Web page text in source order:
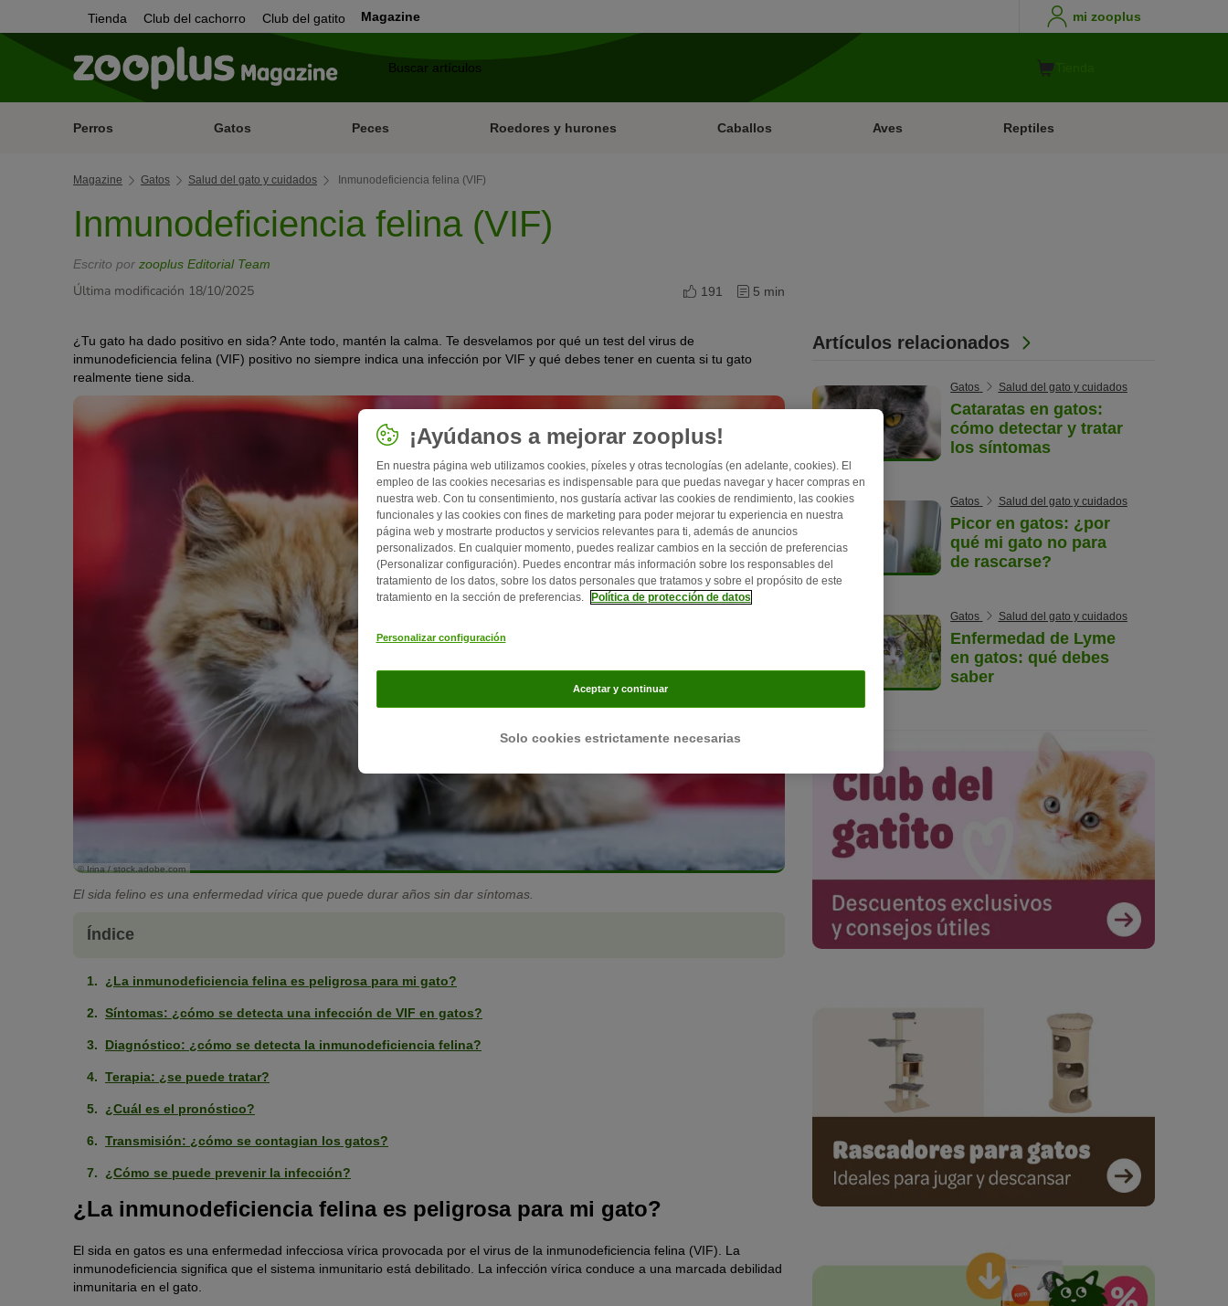
Tienda Club del cachorro Club del gatito Magazine mi zooplus
Perros Gatos Peces Roedores y hurones Caballos Aves Reptiles
Magazine Gatos Salud del gato y cuidados Inmunodeficiencia felina (VIF)
Inmunodeficiencia felina (VIF)
Escrito por zooplus Editorial Team
Última modificación 18/10/2025 191 5 min
¿Tu gato ha dado positivo en sida? Ante todo, mantén la calma. Te desvelamos por qué un test del virus de
inmunodeficiencia felina (VIF) positivo no siempre indica una infección por VIF y qué debes tener en cuenta si tu gato
realmente tiene sida.
© Irina / stock.adobe.com
El sida felino es una enfermedad vírica que puede durar años sin dar síntomas.
Índice
¿La inmunodeficiencia felina es peligrosa para mi gato?
Síntomas: ¿cómo se detecta una infección de VIF en gatos?
Diagnóstico: ¿cómo se detecta la inmunodeficiencia felina?
Terapia: ¿se puede tratar?
¿Cuál es el pronóstico?
Transmisión: ¿cómo se contagian los gatos?
¿Cómo se puede prevenir la infección?
¿La inmunodeficiencia felina es peligrosa para mi gato?
El sida en gatos es una enfermedad infecciosa vírica provocada por el virus de la inmunodeficiencia felina (VIF). La
inmunodeficiencia significa que el sistema inmunitario está debilitado. La infección vírica conduce a una marcada debilidad
inmunitaria en el gato.
Artículos relacionados
Gatos Salud del gato y cuidados
Cataratas en gatos:
cómo detectar y tratar
los síntomas
Gatos Salud del gato y cuidados
Picor en gatos: ¿por
qué mi gato no para
de rascarse?
Gatos Salud del gato y cuidados
Enfermedad de Lyme
en gatos: qué debes
saber
¡Ayúdanos a mejorar zooplus!
En nuestra página web utilizamos cookies, píxeles y otras tecnologías (en adelante, cookies). El
empleo de las cookies necesarias es indispensable para que puedas navegar y hacer compras en
nuestra web. Con tu consentimiento, nos gustaría activar las cookies de rendimiento, las cookies
funcionales y las cookies con fines de marketing para poder mejorar tu experiencia en nuestra
página web y mostrarte productos y servicios relevantes para ti, además de anuncios
personalizados. En cualquier momento, puedes realizar cambios en la sección de preferencias
(Personalizar configuración). Puedes encontrar más información sobre los responsables del
tratamiento de los datos, sobre los datos personales que tratamos y sobre el propósito de este
tratamiento en la sección de preferencias.
Política de protección de datos
Personalizar configuración
Solo cookies estrictamente necesarias
Aceptar y continuar